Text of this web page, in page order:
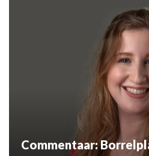
Commentaar: